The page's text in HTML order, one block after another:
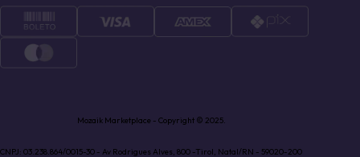
Mozaik Marketplace - Copyright © 2025.
CNPJ: 03.238.864/0015-30 - Av Rodrigues Alves, 800 -Tirol, Natal/RN - 59020-200